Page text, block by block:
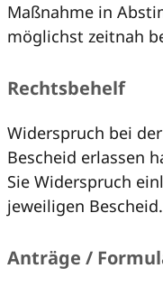
Maßnahme in
möglichst zeitnah
Rechtsbehelf
Widerspruch bei
Bescheid erlassen
Sie Widerspruch
jeweiligen Bescheid.
Anträge /